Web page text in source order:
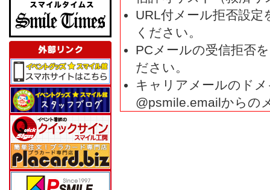
URL付メール拒否設定
ください。
PCメールの受信拒否
ださい。
キャリアメールのド
@psmile.emailからの